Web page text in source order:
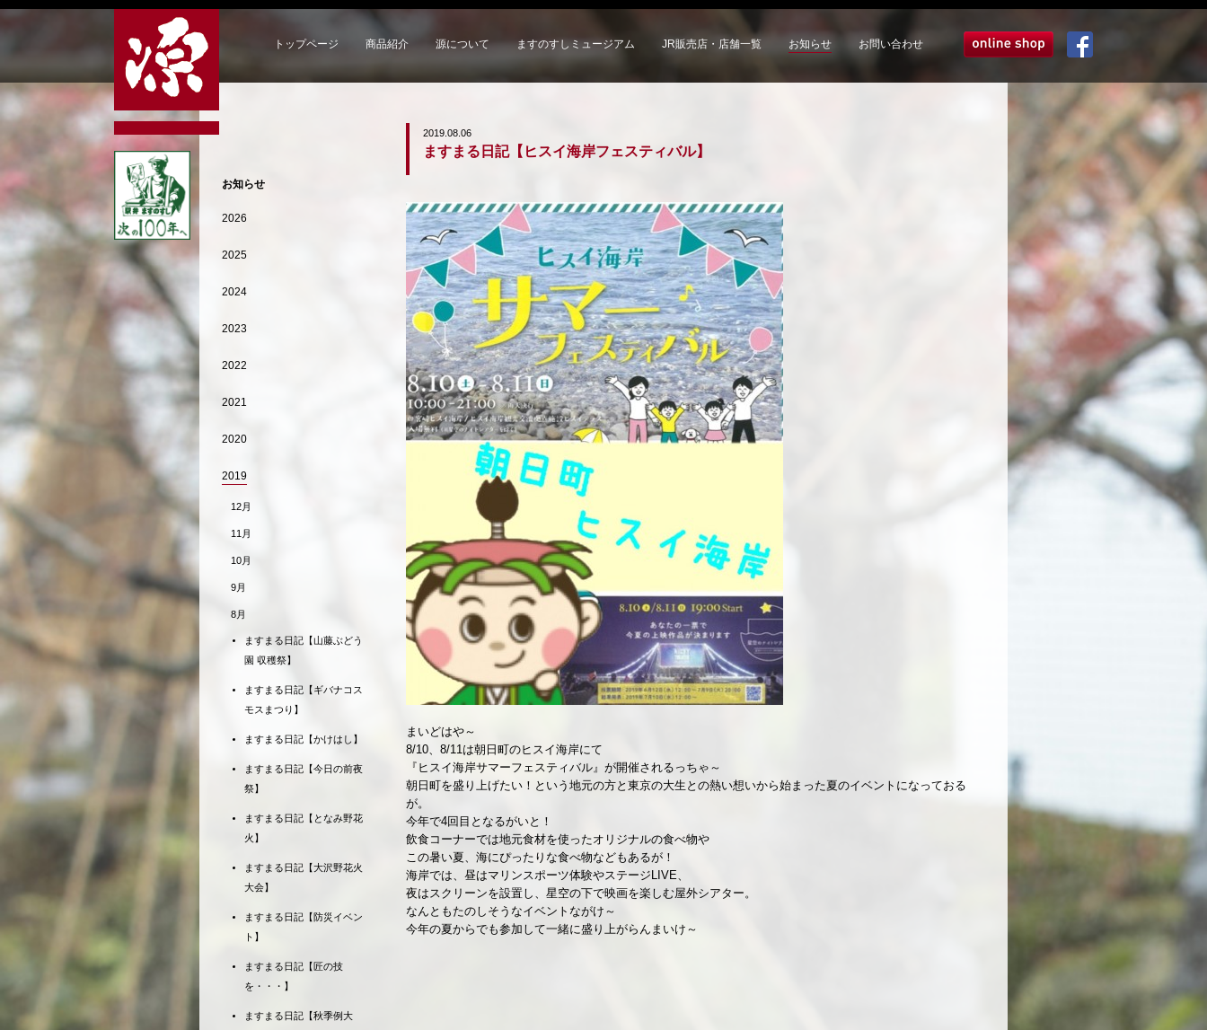
トップページ 商品紹介 源について ますのすしミュージアム JR販売店・店舗一覧 お知らせ お問い合わせ オンラインショップ
2019.08.06
ますまる日記【ヒスイ海岸フェスティバル】
まいどはや～
8/10、8/11は朝日町のヒスイ海岸にて
『ヒスイ海岸サマーフェスティバル』が開催されるっちゃ～
朝日町を盛り上げたい！という地元の方と東京の大生との熱い想いから始まった夏のイベントになっておる
が。
今年で4回目となるがいと！
飲食コーナーでは地元食材を使ったオリジナルの食べ物や
この暑い夏、海にぴったりな食べ物などもあるが！
海岸では、昼はマリンスポーツ体験やステージLIVE、
夜はスクリーンを設置し、星空の下で映画を楽しむ屋外シアター。
なんともたのしそうなイベントながけ～
今年の夏からでも参加して一緒に盛り上がらんまいけ～
お知らせ
2026
2025
2024
2023
2022
2021
2020
2019
12月
11月
10月
9月
8月
ますまる日記【山藤ぶどう
園 収穫祭】
ますまる日記【ギバナコス
モスまつり】
ますまる日記【かけはし】
ますまる日記【今日の前夜
祭】
ますまる日記【となみ野花
火】
ますまる日記【大沢野花火
大会】
ますまる日記【防災イベン
ト】
ますまる日記【匠の技
を・・・】
ますまる日記【秋季例大